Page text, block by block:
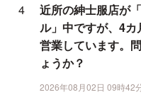
近所の紳士服店が
ル」中ですが、4カ
営業しています。
ょうか？
2026年08月02日 09時42